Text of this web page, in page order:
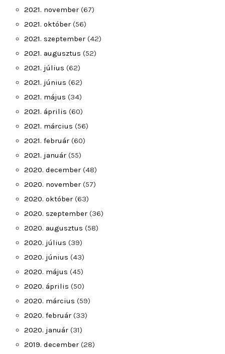
2021. november (67)
2021. október (56)
2021. szeptember (42)
2021. augusztus (52)
2021. július (62)
2021. június (62)
2021. május (34)
2021. április (60)
2021. március (56)
2021. február (60)
2021. január (55)
2020. december (48)
2020. november (57)
2020. október (63)
2020. szeptember (36)
2020. augusztus (58)
2020. július (39)
2020. június (43)
2020. május (45)
2020. április (50)
2020. március (59)
2020. február (33)
2020. január (31)
2019. december (28)